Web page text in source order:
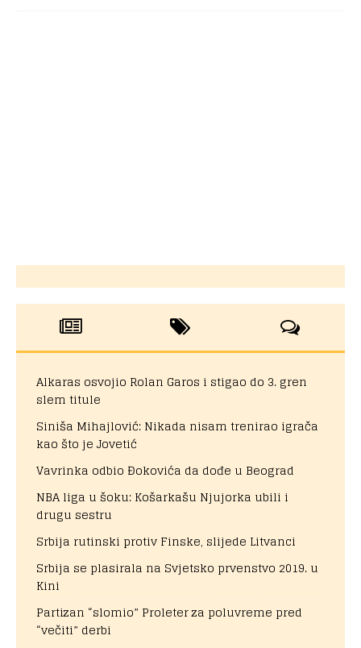
Alkaras osvojio Rolan Garos i stigao do 3. gren
slem titule
Siniša Mihajlović: Nikada nisam trenirao igrača
kao što je Jovetić
Vavrinka odbio Đokovića da dođe u Beograd
NBA liga u šoku: Košarkašu Njujorka ubili i
drugu sestru
Srbija rutinski protiv Finske, slijede Litvanci
Srbija se plasirala na Svjetsko prvenstvo 2019. u
Kini
Partizan “slomio” Proleter za poluvreme pred
“večiti” derbi